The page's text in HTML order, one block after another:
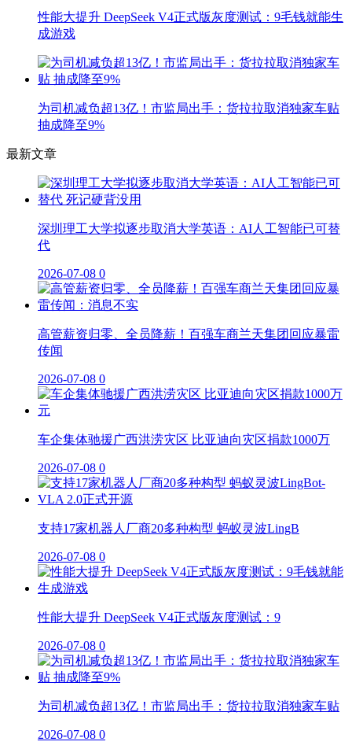
性能大提升 DeepSeek V4正式版灰度测试：9毛钱就能生
成游戏
为司机减负超13亿！市监局出手：货拉拉取消独家车贴
抽成降至9%
最新文章
深圳理工大学拟逐步取消大学英语：AI人工智能已可替
代
2026-07-08 0
高管薪资归零、全员降薪！百强车商兰天集团回应暴雷
传闻
2026-07-08 0
车企集体驰援广西洪涝灾区 比亚迪向灾区捐款1000万
2026-07-08 0
支持17家机器人厂商20多种构型 蚂蚁灵波LingB
2026-07-08 0
性能大提升 DeepSeek V4正式版灰度测试：9
2026-07-08 0
为司机减负超13亿！市监局出手：货拉拉取消独家车贴
2026-07-08 0